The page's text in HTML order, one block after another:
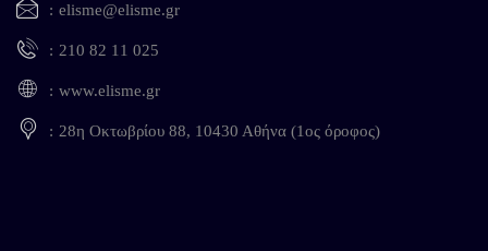
elisme@elisme.gr
210 82 11 025
www.elisme.gr
28η Οκτωβρίου 88, 10430 Αθήνα (1ος όροφος)